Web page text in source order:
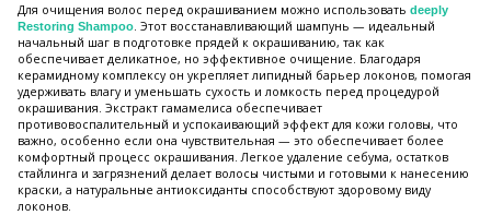
Для очищения волос перед окрашиванием можно использовать deeply
Restoring Shampoo . Этот восстанавливающий шампунь — идеальный
начальный шаг в подготовке прядей к окрашиванию, так как
обеспечивает деликатное, но эффективное очищение. Благодаря
керамидному комплексу он укрепляет липидный барьер локонов, помогая
удерживать влагу и уменьшать сухость и ломкость перед процедурой
окрашивания. Экстракт гамамелиса обеспечивает
противовоспалительный и успокаивающий эффект для кожи головы, что
важно, особенно если она чувствительная — это обеспечивает более
комфортный процесс окрашивания. Легкое удаление себума, остатков
стайлинга и загрязнений делает волосы чистыми и готовыми к нанесению
краски, а натуральные антиоксиданты способствуют здоровому виду
локонов.